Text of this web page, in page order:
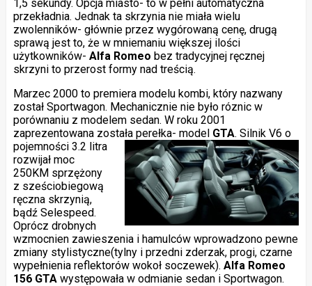
1,5 sekundy. Opcja miasto- to w pełni automatyczna
przekładnia. Jednak ta skrzynia nie miała wielu
zwolenników- głównie przez wygórowaną cenę, drugą
sprawą jest to, że w mniemaniu większej ilości
użytkowników- Alfa Romeo bez tradycyjnej ręcznej
skrzyni to przerost formy nad treścią.
Marzec 2000 to premiera modelu kombi, który nazwany
został Sportwagon. Mechanicznie nie było róznic w
porównaniu z modelem sedan. W roku 2001
zaprezentowana została perełka- model GTA. Silnik V6 o
pojemności 3.2 litra
rozwijał moc
250KM sprzężony
z sześciobiegową
ręczna skrzynią,
bądź Selespeed.
Oprócz drobnych
wzmocnien zawieszenia i hamulców wprowadzono pewne
zmiany stylistyczne(tylny i przedni zderzak, progi, czarne
wypełnienia reflektorów wokoł soczewek). Alfa Romeo
156 GTAwystępowała w odmianie sedan i Sportwagon.